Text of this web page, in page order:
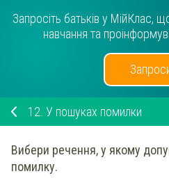
Запросіть батьків у МійКлас,
навчання та
12. У пошуках помилки
Вибери речення, у якому
помилку.